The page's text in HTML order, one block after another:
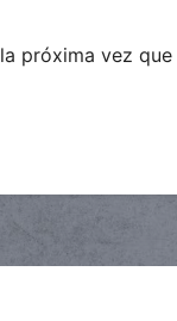
próxima vez